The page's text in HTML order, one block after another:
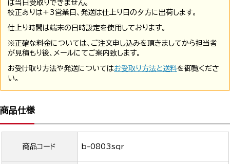
は当日受取りできません。
校正ありは+3営業日、発送は仕上り日の夕方に出荷します。
仕上り時間は端末の日時設定を使用しております。
※正確な料金については、ご注文申し込みを頂きましてから担当者
が見積もり後、メールにてご案内致します。
お受け取り方法や発送についてはお受取り方法と送料を御覧くださ
い。
商品仕様
商品コード b-0803sqr